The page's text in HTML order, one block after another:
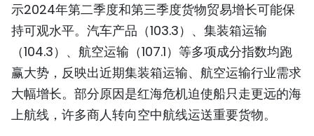
人民报社简介
TIẾNG VIỆT
ENGLISH
FRANÇAIS
示2024年第二季度和第三季度货物贸易增长可能保
持可观水平。汽车产品（103.3）、集装箱运输
（104.3）、航空运输（107.1）等多项成分指数均跑
赢大势，反映出近期集装箱运输、航空运输行业需求
大幅增长。部分原因是红海危机迫使船只走更远的海
上航线，许多商人转向空中航线运送重要货物。